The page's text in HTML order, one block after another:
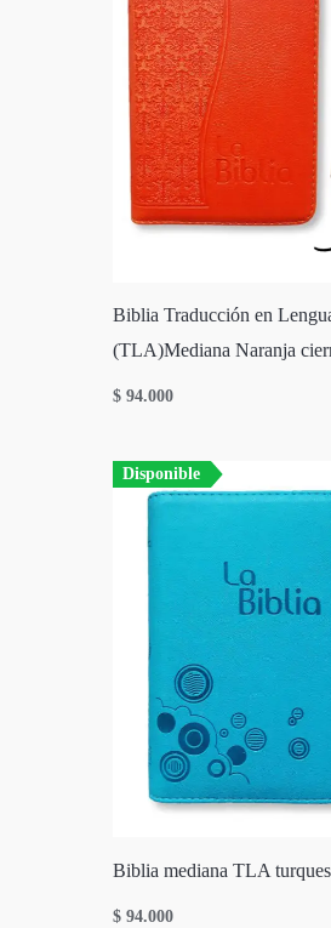
Biblia Traducción en
(TLA)Mediana Naranja
$ 94.000
Disponible
Biblia mediana TLA
$ 94.000